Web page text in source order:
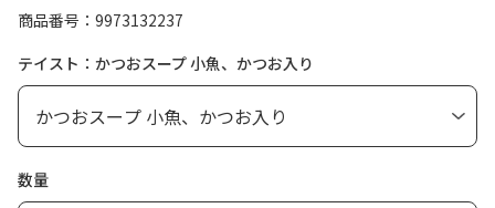
商品番号
9973132237
テイスト：かつおスープ 小魚、かつお入り
数量